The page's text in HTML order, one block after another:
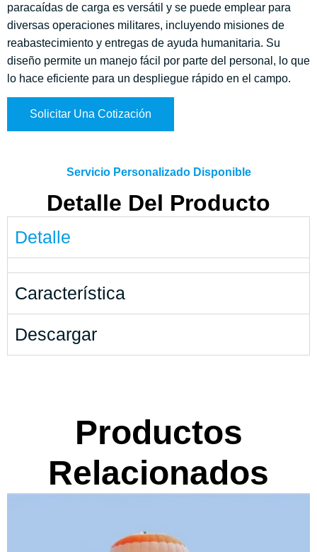
paracaídas de carga es versátil y se puede emplear para
diversas operaciones militares, incluyendo misiones de
reabastecimiento y entregas de ayuda humanitaria. Su
diseño permite un manejo fácil por parte del personal, lo que
lo hace eficiente para un despliegue rápido en el campo.
Solicitar Una Cotización
Servicio Personalizado Disponible
Detalle Del Producto
Detalle
Característica
Descargar
Productos
Relacionados